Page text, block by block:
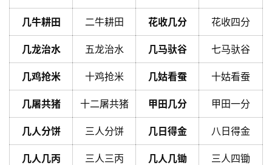
几牛耕田 二牛耕田 花收几分 花收四分
几龙治水 五龙治水 几马驮谷 七马驮谷
几鸡抢米 十鸡抢米 几姑看蚕 十姑看蚕
几屠共猪 十二屠共猪 甲田几分 甲田一分
几人分饼 三人分饼 几日得金 八日得金
几人几丙 三人三丙 几人几锄 三人四锄